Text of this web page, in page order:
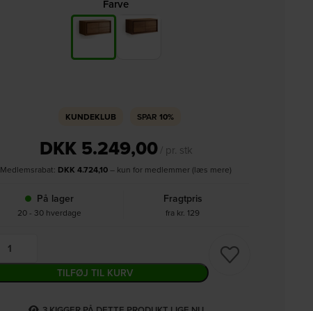
Farve
KUNDEKLUB SPAR 10%
DKK5.249,00/ pr. stk
Medlemsrabat: DKK 4.724,10– kun for medlemmer (læs mere)
På lager
20 - 30 hverdage
Fragtpris
fra kr. 129
TILFØJ TIL KURV